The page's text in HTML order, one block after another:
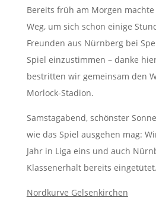
Bereits früh am Morgen
Weg, um sich schon einige
Freunden aus Nürnberg bei
Spiel einzustimmen – danke
bestritten wir gemeinsam den
Morlock-Stadion.
Samstagabend, schönster
wie das Spiel ausgehen mag:
Jahr in Liga eins und auch
Klassenerhalt bereits eingetütet.
Nordkurve Gelsenkirchen